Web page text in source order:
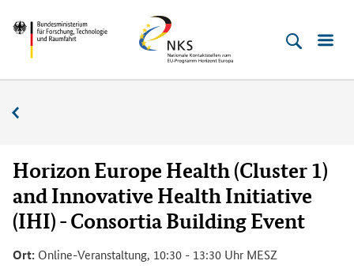
zum
Inhalt
(Eingabetaste)
zum
Hauptmenu
(Eingabetaste)
zur
Suche
(Eingabetaste)
zur
Fußleiste
(Enter)
Bundesministerium
Technologie
Raumfahrt
Horizont
Europa
Horizon Europe Health (Cluster 1)
and Innovative Health Initiative
(IHI) - Consortia Building Event
Ort: Online-Veranstaltung, 10:30 - 13:30 Uhr MESZ